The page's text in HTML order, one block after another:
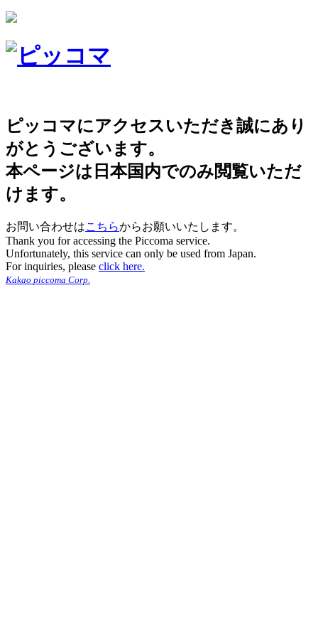
ピッコマにアクセスいただき誠にあり
がとうございます。
本ページは日本国内でのみ閲覧いただ
けます。
お問い合わせはこちらからお願いいたします。
Thank you for accessing the Piccoma service.
Unfortunately, this service can only be used from Japan.
For inquiries, please click here.
Kakao piccoma Corp.